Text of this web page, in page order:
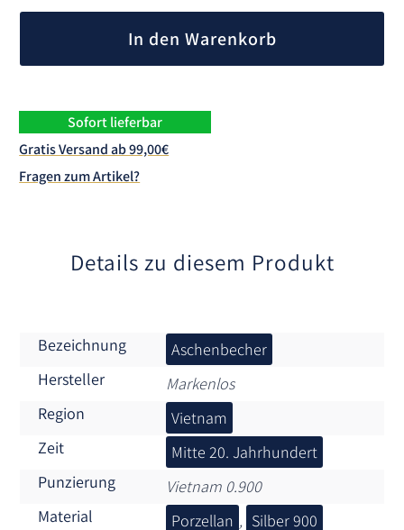
In den Warenkorb
Sofort lieferbar
Gratis Versand ab 99,00€
Fragen zum Artikel?
Details zu diesem Produkt
Bezeichnung
Aschenbecher
Hersteller
Markenlos
Region
Vietnam
Zeit
Mitte 20. Jahrhundert
Punzierung
Vietnam 0.900
Material
Porzellan , Silber 900